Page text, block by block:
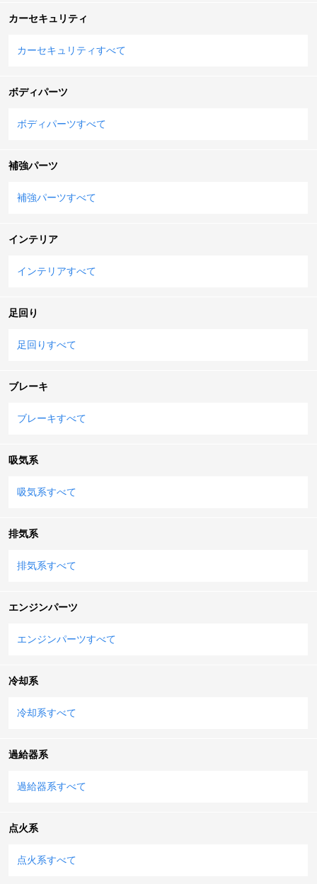
カーセキュリティ
カーセキュリティすべて
ボディパーツ
ボディパーツすべて
補強パーツ
補強パーツすべて
インテリア
インテリアすべて
足回り
足回りすべて
ブレーキ
ブレーキすべて
吸気系
吸気系すべて
排気系
排気系すべて
エンジンパーツ
エンジンパーツすべて
冷却系
冷却系すべて
過給器系
過給器系すべて
点火系
点火系すべて